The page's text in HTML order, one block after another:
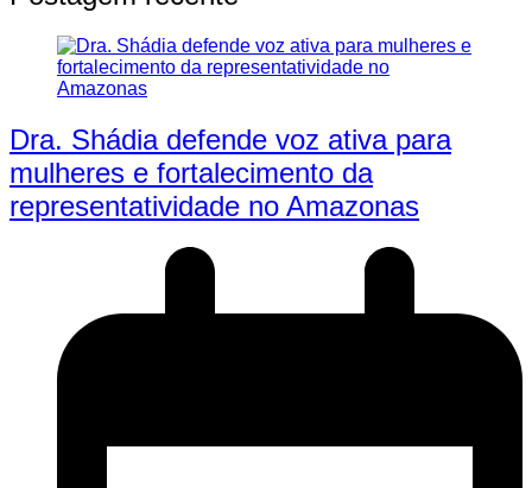
Dra. Shádia defende voz ativa para
mulheres e fortalecimento da
representatividade no Amazonas